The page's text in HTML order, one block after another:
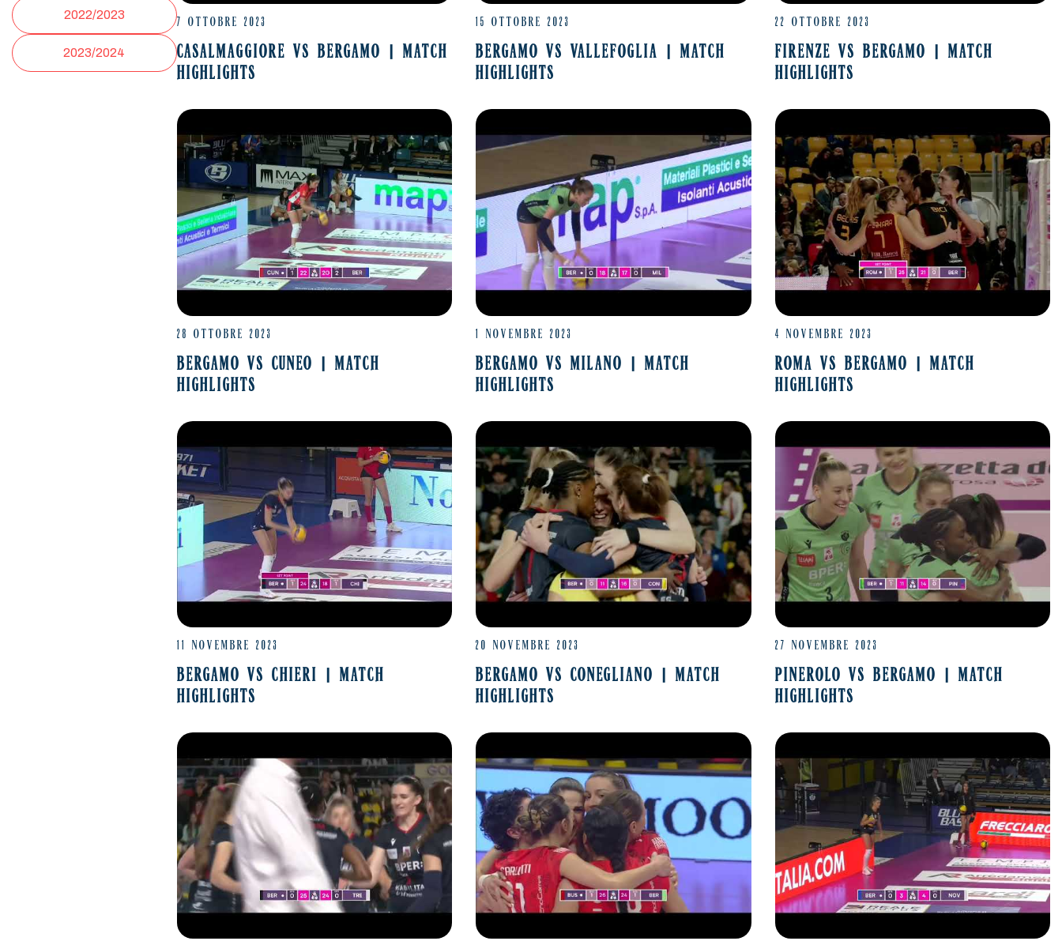
2022/2023
2023/2024
7 OTTOBRE 2023
CASALMAGGIORE VS BERGAMO | MATCH
HIGHLIGHTS
15 OTTOBRE 2023
BERGAMO VS VALLEFOGLIA | MATCH
HIGHLIGHTS
22 OTTOBRE 2023
FIRENZE VS BERGAMO | MATCH
HIGHLIGHTS
28 OTTOBRE 2023
BERGAMO VS CUNEO | MATCH
HIGHLIGHTS
1 NOVEMBRE 2023
BERGAMO VS MILANO | MATCH
HIGHLIGHTS
4 NOVEMBRE 2023
ROMA VS BERGAMO | MATCH
HIGHLIGHTS
11 NOVEMBRE 2023
BERGAMO VS CHIERI | MATCH
HIGHLIGHTS
20 NOVEMBRE 2023
BERGAMO VS CONEGLIANO | MATCH
HIGHLIGHTS
27 NOVEMBRE 2023
PINEROLO VS BERGAMO | MATCH
HIGHLIGHTS